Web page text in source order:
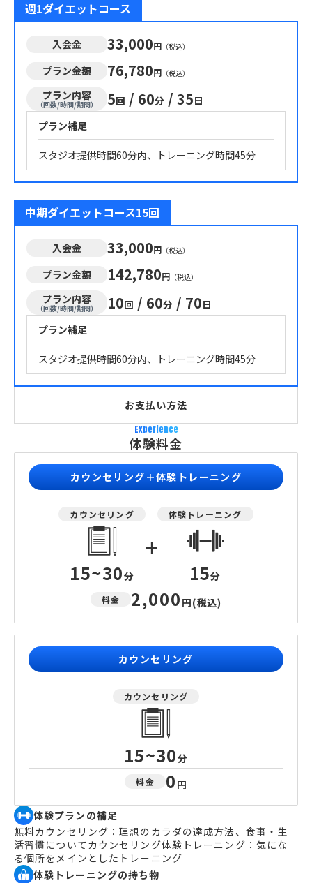
週1ダイエットコース
入会金 33,000円 （税込）
プラン金額 76,780円 （税込）
プラン内容
（回数/時間/期間） 5回 / 60分 / 35日
プラン補足
スタジオ提供時間60分内、トレーニング時間45分
中期ダイエットコース15回
入会金 33,000円 （税込）
プラン金額 142,780円 （税込）
プラン内容
（回数/時間/期間） 10回 / 60分 / 70日
プラン補足
スタジオ提供時間60分内、トレーニング時間45分
お支払い方法
Experience
体験料金
カウンセリング＋体験トレーニング
カウンセリング
15~30分
+
体験トレーニング
15分
料金 2,000 円(税込)
カウンセリング
カウンセリング
15~30分
料金 0 円
体験プランの補足
無料カウンセリング：理想のカラダの達成方法、食事・生
活習慣についてカウンセリング体験トレーニング：気にな
る個所をメインとしたトレーニング
体験トレーニングの持ち物